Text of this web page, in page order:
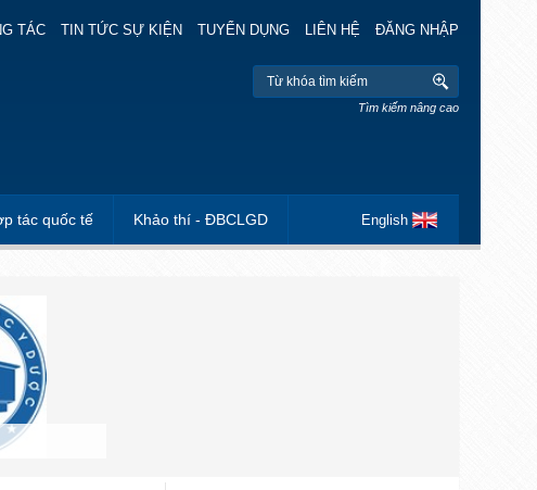
TÁC TIN TỨC SỰ KIỆN TUYỂN DỤNG LIÊN HỆ ĐĂNG NHẬP
Tìm kiếm nâng cao
tác quốc tế Khảo thí - ĐBCLGD English